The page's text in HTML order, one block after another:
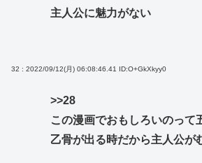
主人公に魅力がない
32 : 2022/09/12(月) 06:08:46.41 ID:O+GkXkyy0
>>28
この漫画でおもしろいのって
乙骨が出る時だから主人公が